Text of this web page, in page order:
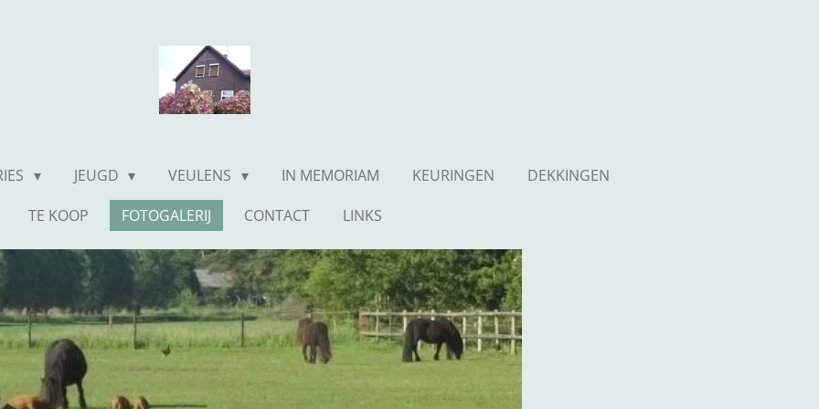
JEUGD VEULENS IN MEMORIAM KEURINGEN
DEKKINGEN
TE KOOP
FOTOGALERIJ CONTACT LINKS